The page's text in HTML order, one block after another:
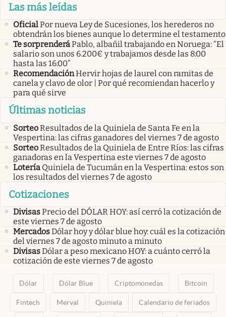
Las más leídas
OficialPor nueva Ley de Sucesiones, los herederos no
obtendrán los bienes aunque lo determine el testamento
Te sorprenderáPablo, albañil trabajando en Noruega: “El
salario son unos 6.200€ y trabajamos desde las 8:00
hasta las 16:00”
RecomendaciónHervir hojas de laurel con ramitas de
canela y clavo de olor | Por qué recomiendan hacerlo y
para qué sirve
Últimas noticias
SorteoResultados de la Quiniela de Santa Fe en la
Vespertina: las cifras ganadores del viernes 7 de agosto
SorteoResultados de la Quiniela de Entre Ríos: las cifras
ganadoras en la Vespertina este viernes 7 de agosto
Lotería Quiniela de Tucumán en la Vespertina: estos son
los resultados del viernes 7 de agosto
Cotizaciones
DivisasPrecio del DÓLAR HOY: así cerró la cotización de
este viernes 7 de agosto
MercadosDólar hoy y dólar blue hoy: cuál es la cotización
del viernes 7 de agosto minuto a minuto
DivisasDólar a peso mexicano HOY: a cuánto cerró la
cotización de este viernes 7 de agosto
Dólar Dólar Blue Criptomonedas Bitcoin
Fintech Merval Quiniela Calendario de feriados